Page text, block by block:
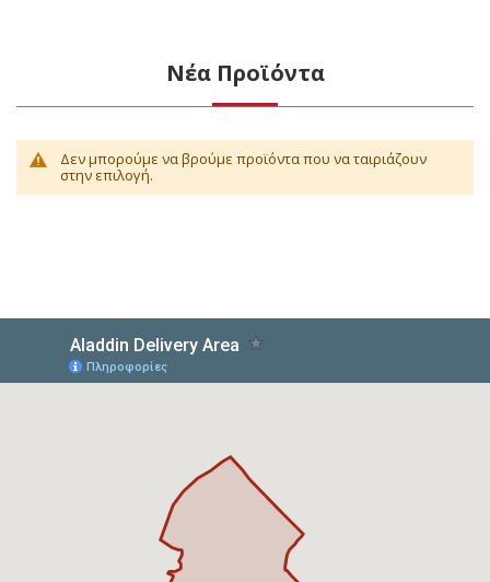
Νέα Προϊόντα
Δεν μπορούμε να βρούμε προϊόντα που να ταιριάζουν
στην επιλογή.